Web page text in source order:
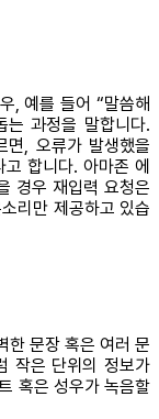
, 예를 들어 “말씀해
과정을 말합니다.
, 오류가 발생했을
합니다. 아마존 에
경우 재입력 요청은
리만 제공하고 있습
한 문장 혹은 여러 문
작은 단위의 정보가
혹은 성우가 녹음할